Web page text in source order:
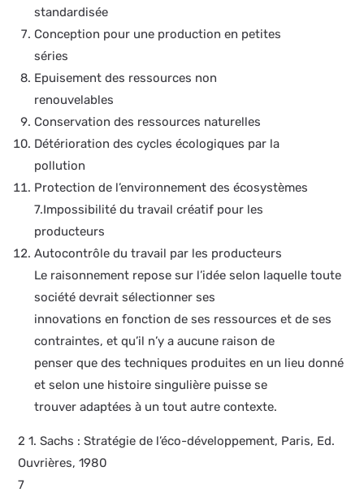
standardisée
Conception pour une production en petites
séries
Epuisement des ressources non
renouvelables
Conservation des ressources naturelles
Détérioration des cycles écologiques par la
pollution
Protection de l’environnement des écosystèmes
7.Impossibilité du travail créatif pour les
producteurs
Autocontrôle du travail par les producteurs
Le raisonnement repose sur l’idée selon laquelle toute
société devrait sélectionner ses
innovations en fonction de ses ressources et de ses
contraintes, et qu’il n’y a aucune raison de
penser que des techniques produites en un lieu donné
et selon une histoire singulière puisse se
trouver adaptées à un tout autre contexte.
2 1. Sachs : Stratégie de l’éco-développement, Paris, Ed.
Ouvrières, 1980
7